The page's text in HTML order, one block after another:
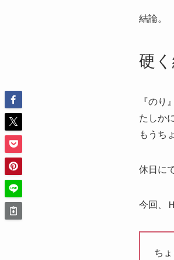
結論。
硬
『のり
たしか
もうち
休日に
今回、
ち